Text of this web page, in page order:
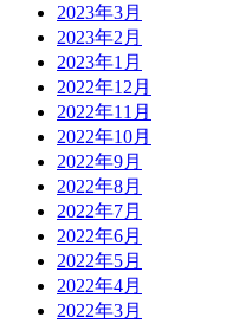
2023年3月
2023年2月
2023年1月
2022年12月
2022年11月
2022年10月
2022年9月
2022年8月
2022年7月
2022年6月
2022年5月
2022年4月
2022年3月